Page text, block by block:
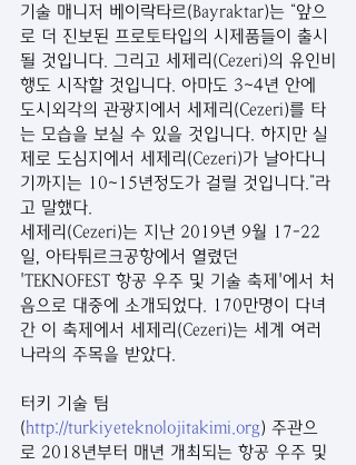
기술 매니저 베이락타르(Bayraktar)는 “앞으
로 더 진보된 프로토타입의 시제품들이 출시
될 것입니다. 그리고 세제리(Cezeri)의 유인비
행도 시작할 것입니다. 아마도 3~4년 안에
도시외각의 관광지에서 세제리(Cezeri)를 타
는 모습을 보실 수 있을 것입니다. 하지만 실
제로 도심지에서 세제리(Cezeri)가 날아다니
기까지는 10~15년정도가 걸릴 것입니다.”라
고 말했다.
세제리(Cezeri)는 지난 2019년 9월 17-22
일, 아타튀르크공항에서 열렸던
'TEKNOFEST 항공 우주 및 기술 축제'에서 처
음으로 대중에 소개되었다. 170만명이 다녀
간 이 축제에서 세제리(Cezeri)는 세계 여러
나라의 주목을 받았다.
터키 기술 팀
(http://turkiyeteknolojitakimi.org) 주관으
로 2018년부터 매년 개최되는 항공 우주 및